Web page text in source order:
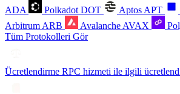
ADA
Polkadot DOT Aptos APT
Arbitrum ARB Avalanche AVAX
Tüm Protokolleri Gör
Ücretlendirme RPC hizmeti ile ilgili